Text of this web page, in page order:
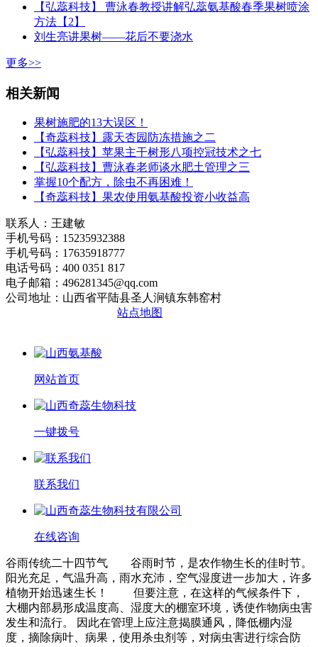
【弘蕊科技】 曹泳春教授讲解弘蕊氨基酸春季果树喷涂
方法【2】
刘生亮讲果树——花后不要浇水
更多>>
相关新闻
果树施肥的13大误区！
【奇蕊科技】露天杏园防冻措施之二
【弘蕊科技】苹果主干树形八项控冠技术之七
【弘蕊科技】曹泳春老师谈水肥土管理之三
掌握10个配方，除虫不再困难！
【奇蕊科技】果农使用氨基酸投资小收益高
联系人：王建敏
手机号码：15235932388
手机号码：17635918777
电话号码：400 0351 817
电子邮箱：496281345@qq.com
公司地址：山西省平陆县圣人涧镇东韩窑村
站点地图
网站首页
一键拨号
联系我们
在线咨询
谷雨传统二十四节气 谷雨时节，是农作物生长的佳时节。
阳光充足，气温升高，雨水充沛，空气湿度进一步加大，许多
植物开始迅速生长！ 但要注意，在这样的气候条件下，
大棚内部易形成温度高、湿度大的棚室环境，诱使作物病虫害
发生和流行。 因此在管理上应注意揭膜通风，降低棚内湿
度，摘除病叶、病果，使用杀虫剂等，对病虫害进行综合防